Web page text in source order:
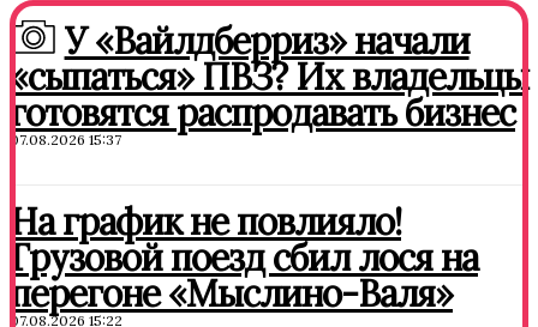
У «Вайлдберриз» начали
«сыпаться» ПВЗ? Их владельцы
готовятся распродавать бизнес
07.08.2026 15:37
На график не повлияло!
Грузовой поезд сбил лося на
перегоне «Мыслино-Валя»
07.08.2026 15:22